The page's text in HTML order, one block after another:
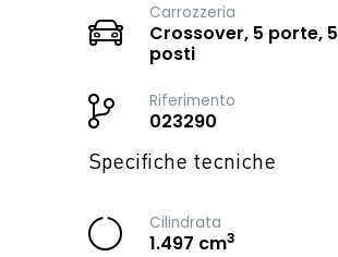
Carrozzeria
Crossover, 5 porte, 5
posti
Riferimento
023290
Specifiche tecniche
Cilindrata
1.497 cm3